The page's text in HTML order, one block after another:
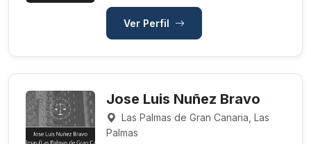
Ver Perfil
Jose Luis Nuñez Bravo
Las Palmas de Gran Canaria, Las
Palmas